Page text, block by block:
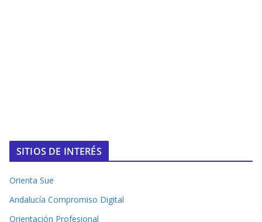
SITIOS DE INTERÉS
Orienta Sue
Andalucía Compromiso Digital
Orientación Profesional